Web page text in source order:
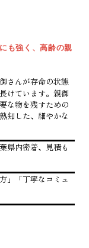
も強く、高齢の親
さんが存命の状態
けています。親御
な物を残すための
知した、細やかな
県内密着、見積も
」「丁寧なコミュ